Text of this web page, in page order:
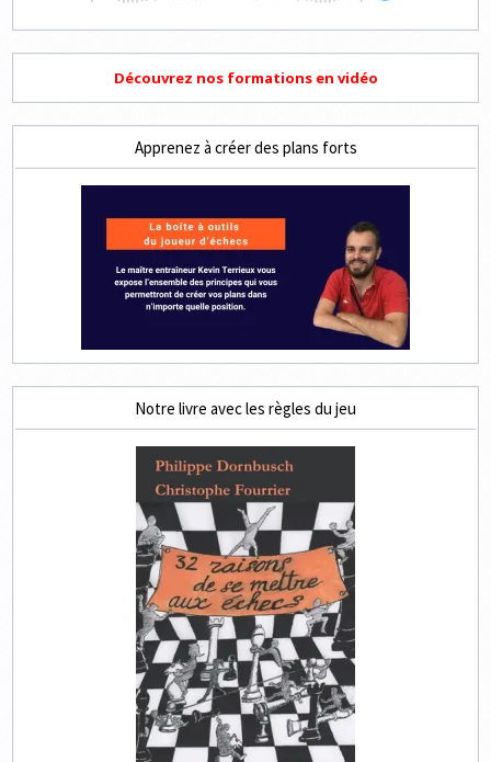
Découvrez nos formations en vidéo
Apprenez à créer des plans forts
Notre livre avec les règles du jeu